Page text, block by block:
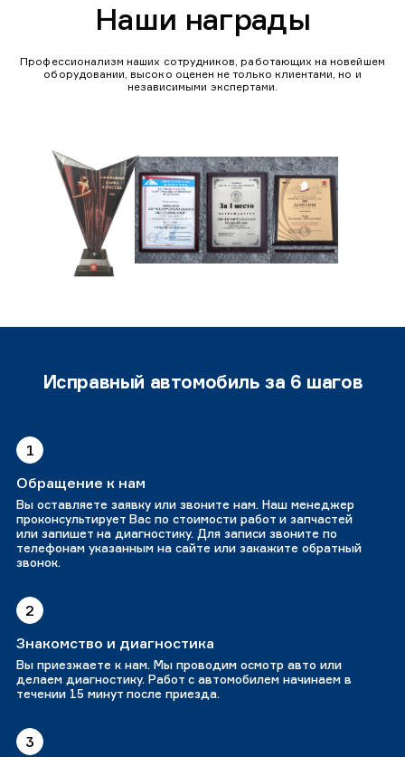
Наши награды
Профессионализм наших сотрудников, работающих на новейшем
оборудовании, высоко оценен не только клиентами, но и
независимыми экспертами.
Исправный автомобиль за 6 шагов
1
Обращение к нам
Вы оставляете заявку или звоните нам. Наш менеджер
проконсультирует Вас по стоимости работ и запчастей
или запишет на диагностику. Для записи звоните по
телефонам указанным на сайте или закажите обратный
звонок.
2
Знакомство и диагностика
Вы приезжаете к нам. Мы проводим осмотр авто или
делаем диагностику. Работ с автомобилем начинаем в
течении 15 минут после приезда.
3